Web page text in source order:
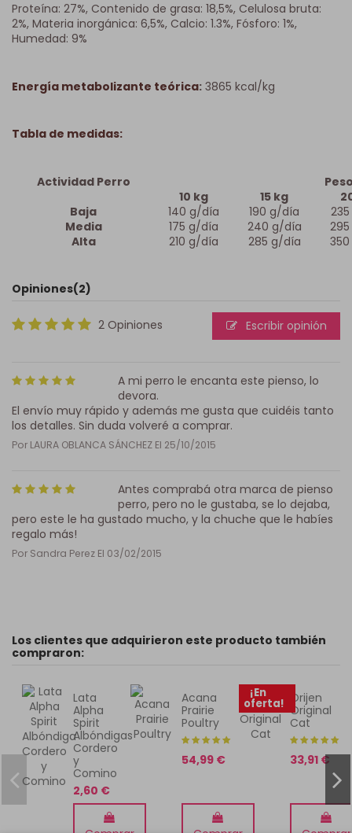
Proteína: 27%, Contenido de grasa: 18,5%, Celulosa bruta:
2%, Materia inorgánica: 6,5%, Calcio: 1.3%, Fósforo: 1%,
Humedad: 9%
Energía metabolizante teórica: 3865 kcal/kg
Tabla de medidas:
Actividad Perro
10 kg
15 kg
Baja
140 g/día 190 g/día
Media
175 g/día 240 g/día
Alta
210 g/día 285 g/día
Opiniones(2)
2 Opiniones Escribir opinión
A mi perro le encanta este pienso, lo
devora.
El envío muy rápido y además me gusta que cuidéis tanto
los detalles. Sin duda volveré a comprar.
Por LAURA OBLANCA SÁNCHEZ El 25/10/2015
Antes comprabá otra marca de pienso
perro, pero no le gustaba, se lo dejaba,
pero este le ha gustado mucho, y la chuche que le habíes
regalo más!
Por Sandra Perez El 03/02/2015
Los clientes que adquirieron este producto también
compraron:
Lata
Alpha
Spirit
Albóndigas
Cordero
y
Comino
2,60 €
Acana
Prairie
Poultry
54,99 €
¡En
oferta!
Orijen
Original
Cat
33,91 €